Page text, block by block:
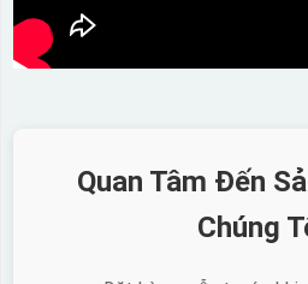
Quan Tâm Đến
Chúng